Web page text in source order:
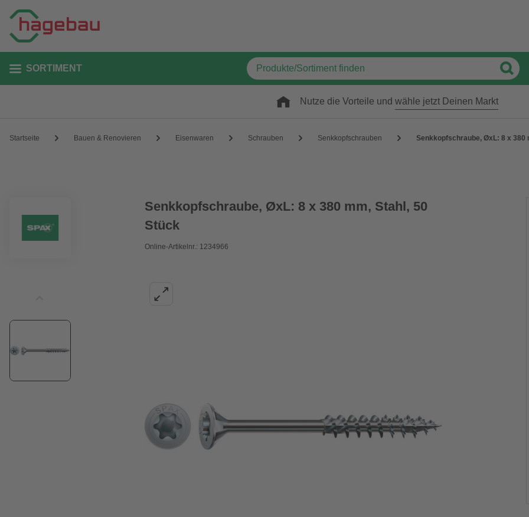
SORTIMENT
Nutze die Vorteile und wähle jetzt Deinen Markt
Startseite Bauen & Renovieren Eisenwaren Schrauben Senkkopfschrauben Senkkopfschraube, ØxL: 8 x 380
Senkkopfschraube, ØxL: 8 x 380 mm, Stahl, 50
Stück
Online-Artikelnr.: 1234966